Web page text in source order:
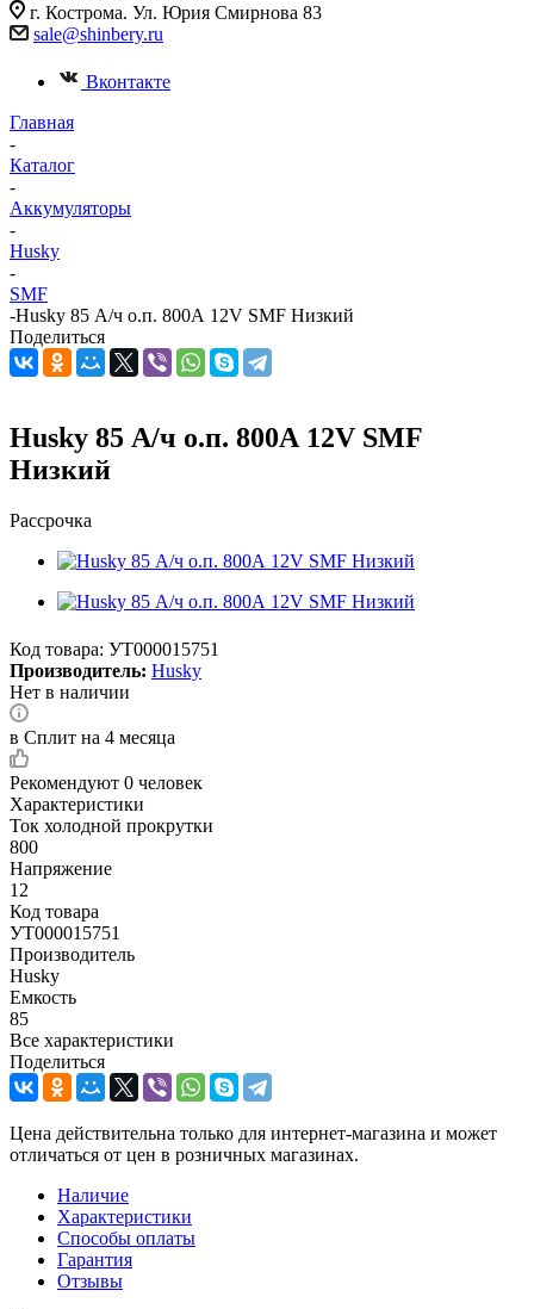
г. Кострома. Ул. Юрия Смирнова 83
sale@shinbery.ru
Вконтакте
Главная
-
Каталог
-
Аккумуляторы
-
Husky
-
SMF
-Husky 85 А/ч о.п. 800А 12V SMF Низкий
Поделиться
Husky 85 А/ч о.п. 800А 12V SMF
Низкий
Рассрочка
Код товара: УТ000015751
Производитель: Husky
Нет в наличии
в Сплит на 4 месяца
Рекомендуют 0 человек
Характеристики
Ток холодной прокрутки
800
Напряжение
12
Код товара
УТ000015751
Производитель
Husky
Емкость
85
Все характеристики
Поделиться
Цена действительна только для интернет-магазина и может
отличаться от цен в розничных магазинах.
Наличие
Характеристики
Способы оплаты
Гарантия
Отзывы